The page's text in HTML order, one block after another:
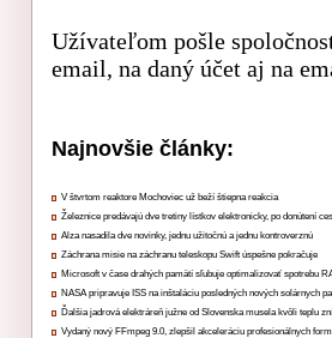
Užívateľom pošle
email, na daný účet aj na
Najnovšie články:
V štvrtom reaktore Mochoviec už beží štiepna reakcia
Železnice predávajú dve tretiny lístkov elektronicky, po donútení
Alza nasadila dve novinky, jednu užitočnú a jednu kontroverznú
Záchrana misie na záchranu teleskopu Swift úspešne pokračuje
Microsoft v čase drahých pamätí sľubuje optimalizovať spotrebu
NASA pripravuje ISS na inštaláciu posledných nových solárnych
Ďalšia jadrová elektráreň južne od Slovenska musela kvôli teplu
Vydaný nový FFmpeg 9.0, zlepšil akceleráciu profesionálnych